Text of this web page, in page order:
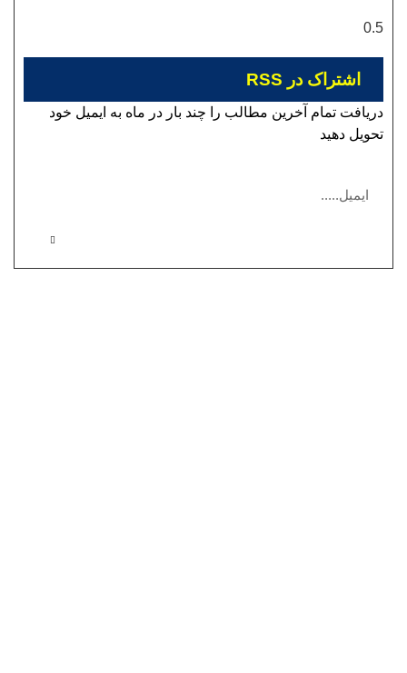
اشتراک در RSS
دریافت تمام آخرین مطالب را چند بار در ماه به ایمیل خود
تحویل دهید